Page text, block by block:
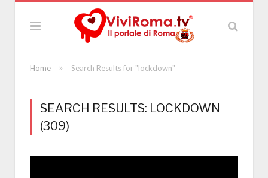
Home » Search Results for "lockdown"
SEARCH RESULTS: LOCKDOWN
(309)